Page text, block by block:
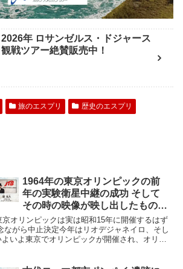
2026年 ロサンゼルス・ドジャース
観戦ツアー絶賛販売中！
旅のエスプリ 歴史のエスプリ
1964年の東京オリンピックの前
年の実験衛星中継の成功 そして
その時の映像が映し出したもの
は？
オリンピックは実は昭和15年に開催するはず
ながら中止決定今年はリオデジャネイロ、そし
いよ東京でオリンピックが開催され、オリン